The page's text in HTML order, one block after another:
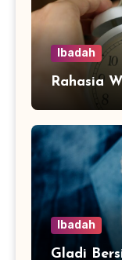
Ibadah
Rahasia
Ibadah
Gladi